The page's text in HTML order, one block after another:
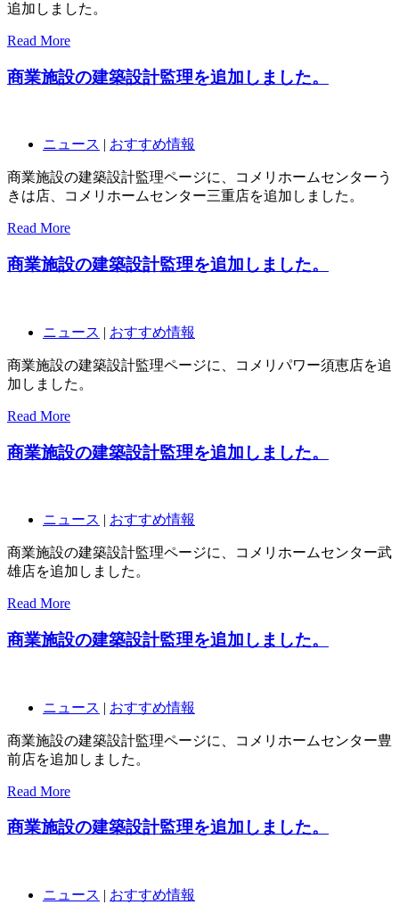
追加しました。
Read More
商業施設の建築設計監理を追加しました。
ニュース | おすすめ情報
商業施設の建築設計監理ページに、コメリホームセンターう
きは店、コメリホームセンター三重店を追加しました。
Read More
商業施設の建築設計監理を追加しました。
ニュース | おすすめ情報
商業施設の建築設計監理ページに、コメリパワー須恵店を追
加しました。
Read More
商業施設の建築設計監理を追加しました。
ニュース | おすすめ情報
商業施設の建築設計監理ページに、コメリホームセンター武
雄店を追加しました。
Read More
商業施設の建築設計監理を追加しました。
ニュース | おすすめ情報
商業施設の建築設計監理ページに、コメリホームセンター豊
前店を追加しました。
Read More
商業施設の建築設計監理を追加しました。
ニュース | おすすめ情報